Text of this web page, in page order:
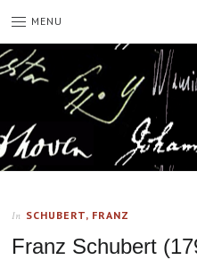
MENU
In SCHUBERT, FRANZ
Franz Schubert